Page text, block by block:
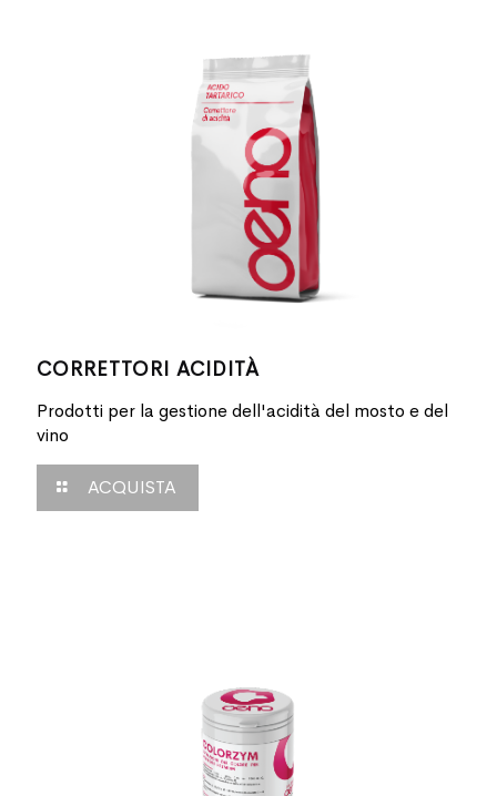
CORRETTORI ACIDITÀ
Prodotti per la gestione dell'acidità del mosto e del
vino
ACQUISTA